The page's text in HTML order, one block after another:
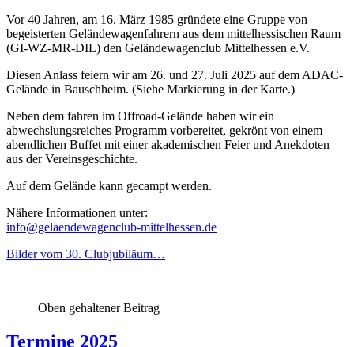
Vor 40 Jahren, am 16. März 1985 gründete eine Gruppe von
begeisterten Geländewagenfahrern aus dem mittelhessischen Raum
(GI-WZ-MR-DIL) den Geländewagenclub Mittelhessen e.V.
Diesen Anlass feiern wir am 26. und 27. Juli 2025 auf dem ADAC-
Gelände in Bauschheim. (Siehe Markierung in der Karte.)
Neben dem fahren im Offroad-Gelände haben wir ein
abwechslungsreiches Programm vorbereitet, gekrönt von einem
abendlichen Buffet mit einer akademischen Feier und Anekdoten
aus der Vereinsgeschichte.
Auf dem Gelände kann gecampt werden.
Nähere Informationen unter:
info@gelaendewagenclub-mittelhessen.de
Bilder vom 30. Clubjubiläum…
Oben gehaltener Beitrag
Termine 2025